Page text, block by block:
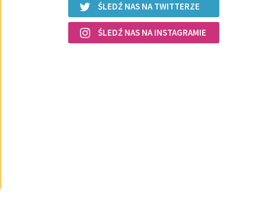
ŚLEDŹ NAS NA TWITTERZE
ŚLEDŹ NAS NA INSTAGRAMIE